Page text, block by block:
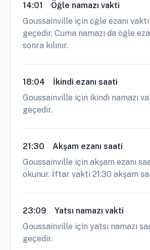
14:01
Öğle namazı vakti
Goussainville için öğle ezanı vakti
geçedir. Cuma namazı da öğle
sonra kılınır.
18:04
İkindi ezanı saati
Goussainville için ikindi namazı
geçedir.
21:30
Akşam ezanı saati
Goussainville için akşam ezanı
okunur. İftar vakti 21:30 akşam
23:09
Yatsı namazı vakti
Goussainville için yatsı namazı
geçedir.